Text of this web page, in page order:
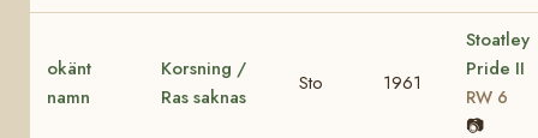
okänt
namn
Korsning /
Ras saknas
Sto 1961
Stoatley
Pride II
RW 6
📷